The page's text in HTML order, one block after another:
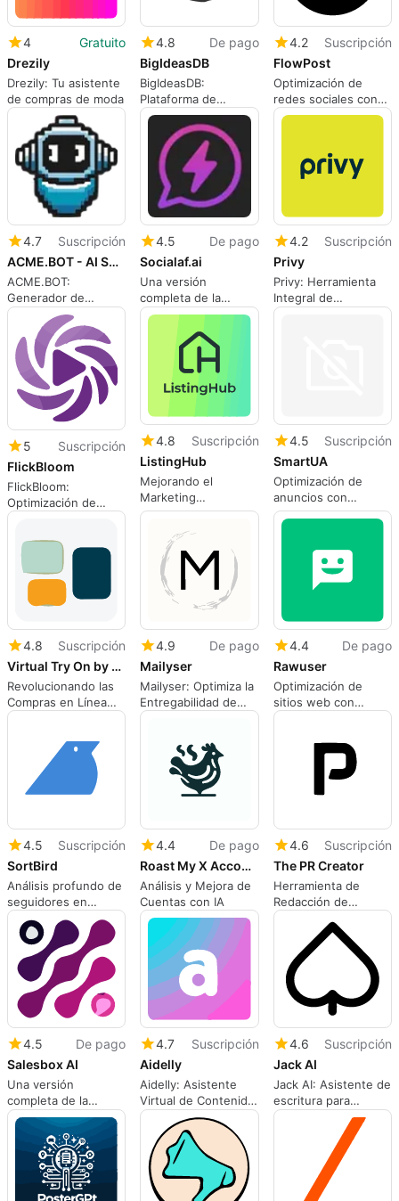
4
Gratuito
Drezily
Drezily: Tu asistente
de compras de moda
4.8
De pago
BigIdeasDB
BigIdeasDB:
Plataforma de
Oportunidades de
Mercado
4.2
Suscripción
FlowPost
Optimización de
redes sociales con
FlowPost
4.7
Suscripción
ACME.BOT - AI SEO Writer AI Diagram Generator
ACME.BOT:
Generador de
contenido SEO de IA
4.5
De pago
Socialaf.ai
Una versión
completa de la
aplicación para
aplicaciones web,
por Brian Lovett.
4.2
Suscripción
Privy
Privy: Herramienta
Integral de
Marketing
5
Suscripción
FlickBloom
FlickBloom:
Optimización de
Marketing en Redes
4.8
Suscripción
ListingHub
Mejorando el
Marketing
Inmobiliario con IA
4.5
Suscripción
SmartUA
Optimización de
anuncios con
SmartUA
4.8
Suscripción
Virtual Try On by The Influencer AI
Revolucionando las
Compras en Línea
con Tecnología de IA
4.9
De pago
Mailyser
Mailyser: Optimiza la
Entregabilidad de
Emails
4.4
De pago
Rawuser
Optimización de
sitios web con
Rawuser
4.5
Suscripción
SortBird
Análisis profundo de
seguidores en
Twitter
4.4
De pago
Roast My X Account
Análisis y Mejora de
Cuentas con IA
4.6
Suscripción
The PR Creator
Herramienta de
Redacción de
Comunicados de
4.5
De pago
Salesbox AI
Una versión
completa de la
aplicación para
aplicaciones web.
4.7
Suscripción
Aidelly
Aidelly: Asistente
Virtual de Contenido
Personalizado
4.6
Suscripción
Jack AI
Jack AI: Asistente de
escritura para
marketing